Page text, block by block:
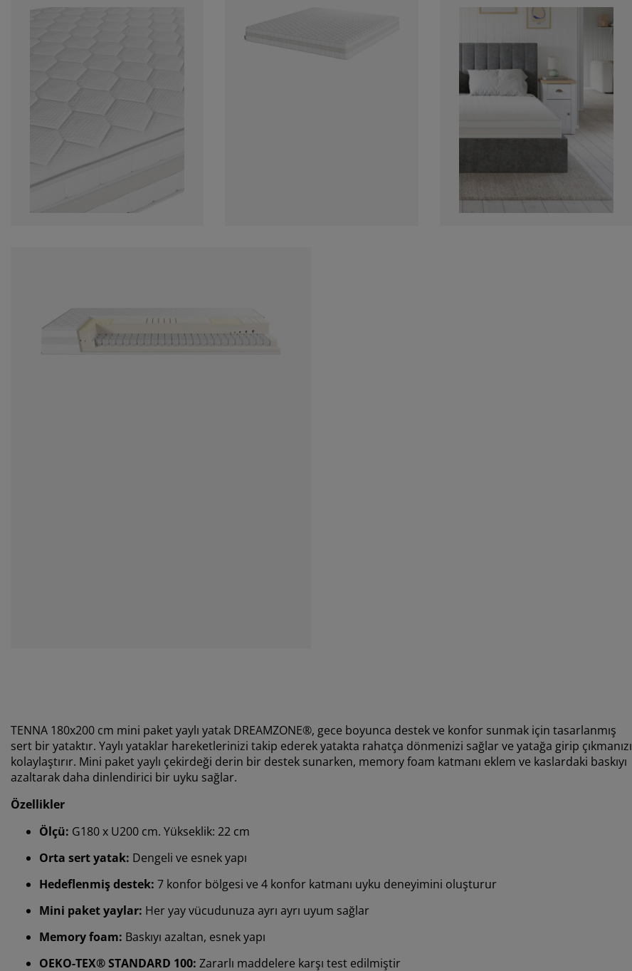
TENNA 180x200 cm mini paket yaylı yatak DREAMZONE®, gece boyunca destek ve konfor sunmak için tasarlanmış
sert bir yataktır. Yaylı yataklar hareketlerinizi takip ederek yatakta rahatça dönmenizi sağlar ve yatağa girip çıkmanızı
kolaylaştırır. Mini paket yaylı çekirdeği derin bir destek sunarken, memory foam katmanı eklem ve kaslardaki baskıyı
azaltarak daha dinlendirici bir uyku sağlar.
Özellikler
Ölçü: G180 x U200 cm. Yükseklik: 22 cm
Orta sert yatak: Dengeli ve esnek yapı
Hedeflenmiş destek: 7 konfor bölgesi ve 4 konfor katmanı uyku deneyimini oluşturur
Mini paket yaylar: Her yay vücudunuza ayrı ayrı uyum sağlar
Memory foam: Baskıyı azaltan, esnek yapı
OEKO-TEX® STANDARD 100: Zararlı maddelere karşı test edilmiştir